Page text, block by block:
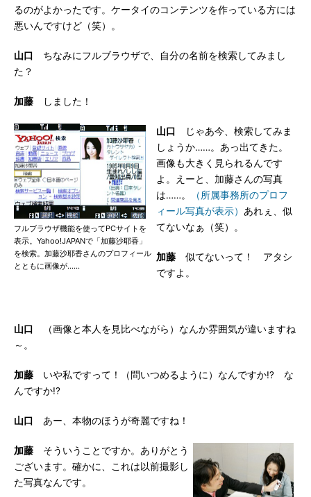
るのがよかったです。ケータイのコンテンツを作っている方には
悪いんですけど（笑）。
山口
ちなみにフルブラウザで、自分の名前を検索してみまし
た？
加藤 しました！
フルブラウザ機能を使ってPCサイトを
表示。Yahoo!JAPANで「加藤沙耶香」
を検索。加藤沙耶香さんのプロフィール
とともに画像が……
山口
じゃあ今、検索してみま
しょうか……。あっ出てきた。
画像も大きく見られるんです
よ。えーと、加藤さんの写真
は……。
（所属事務所のプロフ
ィール写真が表示） あれぇ、似
てないなぁ（笑）。
加藤 似てないって！ アタシ
ですよ。
山口
（画像と本人を見比べながら）なんか雰囲気が違いますね
～。
加藤 いや私ですって！（問いつめるように）なんですか!? な
んですか!?
山口 あー、本物のほうが奇麗ですね！
加藤 そういうことですか。ありがとう
ございます。確かに、これは以前撮影し
た写真なんです。